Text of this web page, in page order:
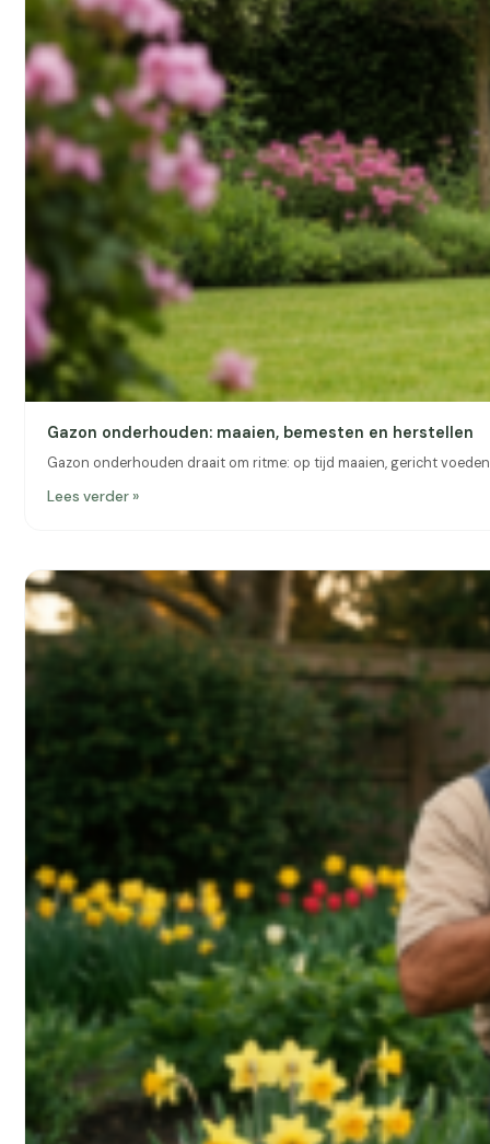
Gazon onderhouden: maaien, bemesten en herstellen
Gazon onderhouden draait om ritme: op tijd maaien, gericht
Lees verder »